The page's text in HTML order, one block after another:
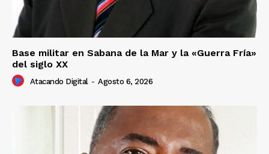
Base militar en Sabana de la Mar y la «Guerra Fría»
del siglo XX
Atacando Digital - Agosto 6, 2026